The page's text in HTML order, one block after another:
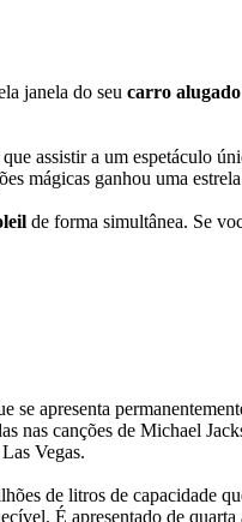
janela do seu carro alugado
assistir a um espetáculo
mágicas ganhou uma
de forma simultânea. Se
se apresenta
nas canções de Michael
Vegas.
de litros de capacidade
É apresentado de